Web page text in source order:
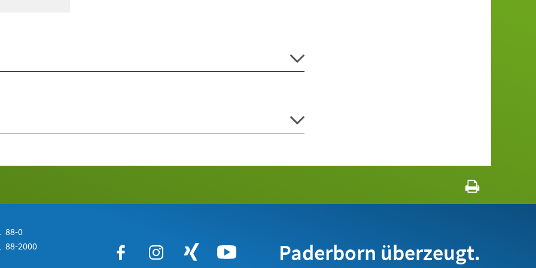
88-0
88-2000 Paderborn überzeugt.